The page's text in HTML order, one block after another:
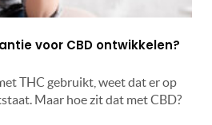
voor CBD ontwikkelen?
THC gebruikt, weet dat er op
Maar hoe zit dat met CBD?